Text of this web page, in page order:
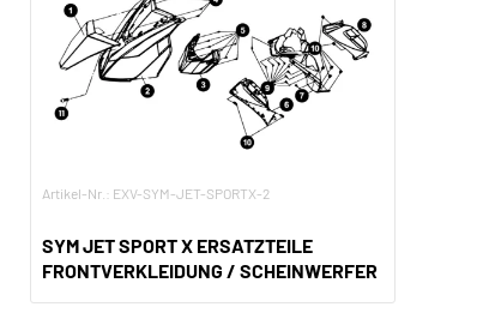
Artikel-Nr.: EXV-SYM-JET-SPORTX-2
SYM JET SPORT X ERSATZTEILE
FRONTVERKLEIDUNG / SCHEINWERFER